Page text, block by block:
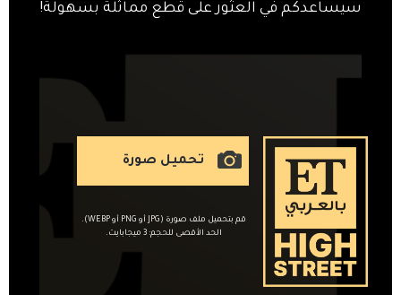
سيساعدكم في العثور على قطع مماثلة بسهولة!
تحميل صورة
قم بتحميل ملف صورة (JPG أو PNG أو WEBP).
الحد الأقصى للحجم: 3 ميجابايت.